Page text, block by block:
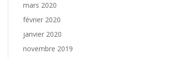
mars 2020
février 2020
janvier 2020
novembre 2019